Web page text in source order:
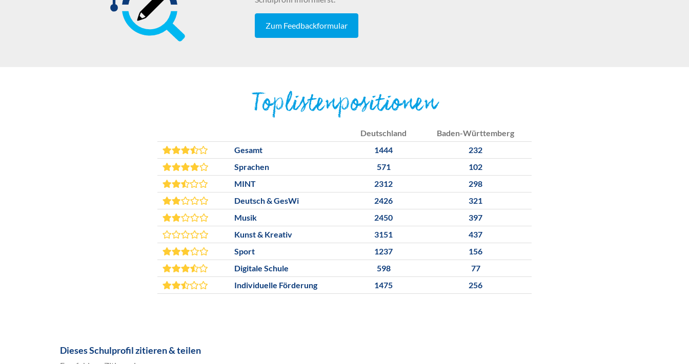
Zum Feedbackformular
Toplistenpositionen
Deutschland
Baden-Württemberg
Gesamt
1444
232
Sprachen
571
102
MINT
2312
298
Deutsch & GesWi
2426
321
Musik
2450
397
Kunst & Kreativ
3151
437
Sport
1237
156
Digitale Schule
598
77
Individuelle Förderung
1475 256
Dieses Schulprofil zitieren & teilen